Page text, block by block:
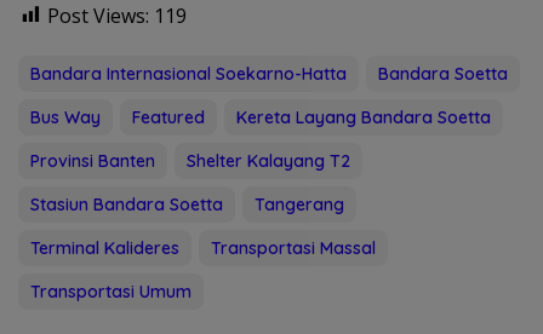
Post Views: 119
Bandara Internasional Soekarno-Hatta
Bandara Soetta
Bus Way
Featured
Kereta Layang Bandara Soetta
Provinsi Banten
Shelter Kalayang T2
Stasiun Bandara Soetta
Tangerang
Terminal Kalideres
Transportasi Massal
Transportasi Umum